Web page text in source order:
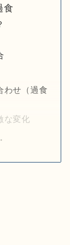
食
わせ（過食
な変化